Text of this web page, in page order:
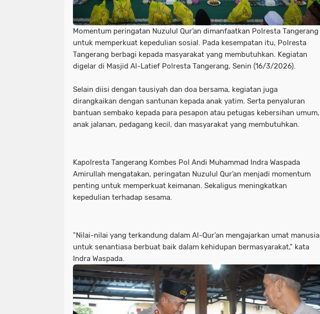
Momentum peringatan Nuzulul Qur’an dimanfaatkan Polresta Tangerang
untuk memperkuat kepedulian sosial. Pada kesempatan itu, Polresta
Tangerang berbagi kepada masyarakat yang membutuhkan. Kegiatan
digelar di Masjid Al-Latief Polresta Tangerang, Senin (16/3/2026).
Selain diisi dengan tausiyah dan doa bersama, kegiatan juga
dirangkaikan dengan santunan kepada anak yatim. Serta penyaluran
bantuan sembako kepada para pesapon atau petugas kebersihan umum,
anak jalanan, pedagang kecil, dan masyarakat yang membutuhkan.
Kapolresta Tangerang Kombes Pol Andi Muhammad Indra Waspada
Amirullah mengatakan, peringatan Nuzulul Qur’an menjadi momentum
penting untuk memperkuat keimanan. Sekaligus meningkatkan
kepedulian terhadap sesama.
"Nilai-nilai yang terkandung dalam Al-Qur’an mengajarkan umat manusia
untuk senantiasa berbuat baik dalam kehidupan bermasyarakat," kata
Indra Waspada.